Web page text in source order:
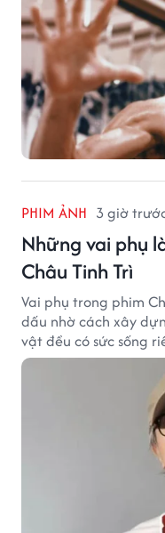
PHIM ẢNH 3 giờ
Những vai phụ
Châu Tinh Trì
Vai phụ trong phim
dấu nhờ cách xây
vật đều có sức sống